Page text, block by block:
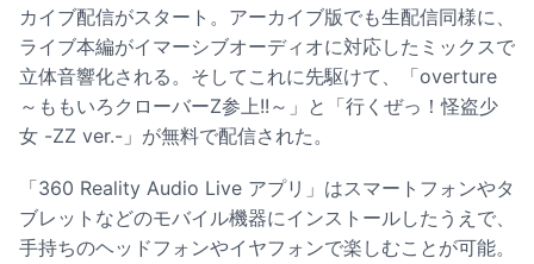
カイブ配信がスタート。アーカイブ版でも生配信同様に、
ライブ本編がイマーシブオーディオに対応したミックスで
立体音響化される。そしてこれに先駆けて、「overture
～ももいろクローバーZ参上!!～」と「行くぜっ！怪盗少
女 -ZZ ver.-」が無料で配信された。
「360 Reality Audio Live アプリ」はスマートフォンやタ
ブレットなどのモバイル機器にインストールしたうえで、
手持ちのヘッドフォンやイヤフォンで楽しむことが可能。